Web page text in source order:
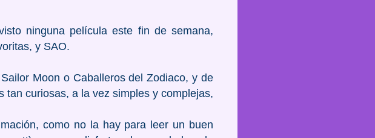
ninguna película este fin de semana,
y SAO.
Moon o Caballeros del Zodiaco, y de
curiosas, a la vez simples y complejas,
como no la hay para leer un buen